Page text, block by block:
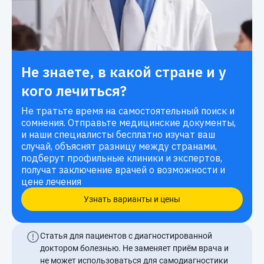
Не знаете, в какой стране и у
кого лечиться?
Не тратьте время на самостоятельный поиск и
сомнения. Отправьте медицинские документы,
и наши специалисты бесплатно изучат ваш
случай, объяснят разницу между странами,
подберут профильные клиники и экспертов,
получат заключение врачей о возможности и
цене лечения
Узнать варианты и цены
Статья для пациентов с диагностированной
доктором болезнью. Не заменяет приём врача и
не может использоваться для самодиагностики